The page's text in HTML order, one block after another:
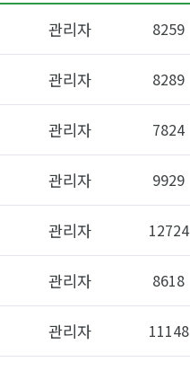
관리자 8259
관리자 8289
관리자 7824
관리자 9929
관리자 12724
관리자 8618
관리자 11148